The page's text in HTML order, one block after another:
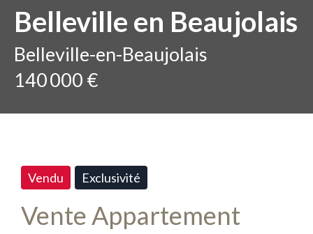
Belleville en Beaujolais
Belleville-en-Beaujolais
140 000 €
Vendu Exclusivité
Vente Appartement